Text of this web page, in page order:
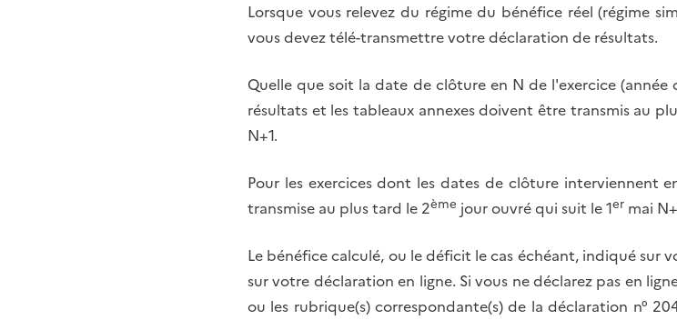
Lorsque vous relevez du régime du bénéfice réel (régime
vous devez télé-transmettre votre déclaration de résultats.
Quelle que soit la date de clôture en N de l'exercice
résultats et les tableaux annexes doivent être transmis au
N+1.
Pour les exercices dont les dates de clôture interviennent
transmise au plus tard le 2ème jour ouvré qui suit le 1er mai
Le bénéfice calculé, ou le déficit le cas échéant, indiqué sur
sur votre déclaration en ligne. Si vous ne déclarez pas en
ou les rubrique(s) correspondante(s) de la déclaration n°